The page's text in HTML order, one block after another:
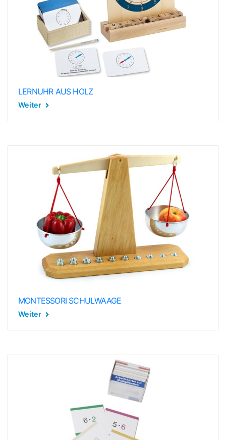
LERNUHR AUS HOLZ
Weiter
MONTESSORI SCHULWAAGE
Weiter